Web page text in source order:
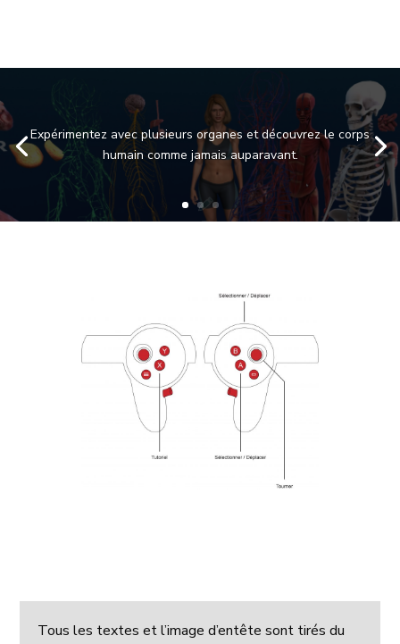
Expérimentez avec plusieurs organes et découvrez le corps
humain comme jamais auparavant.
Tous les textes et l’image d’entête sont tirés du